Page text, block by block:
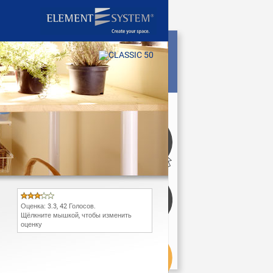
Оценка: 3.3, 42 Голосов.
Щёлкните мышкой, чтобы изменить
оценку